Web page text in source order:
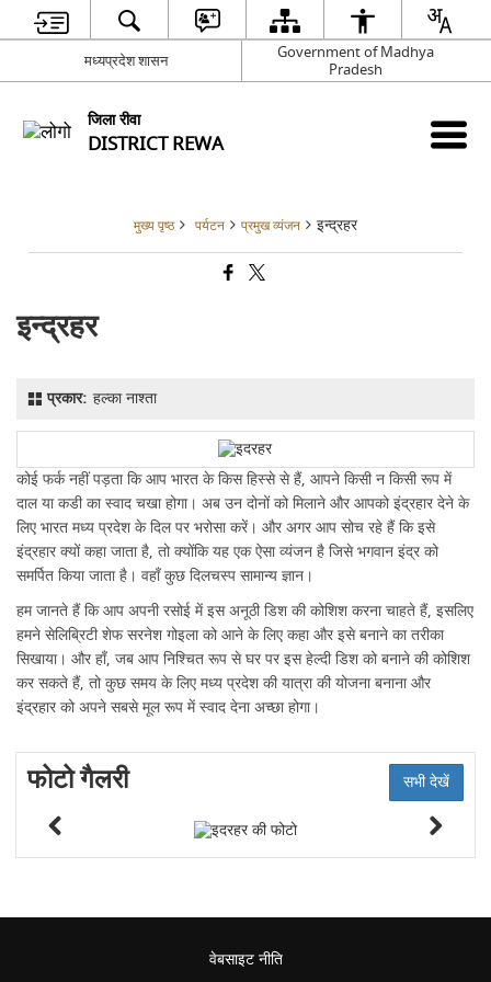
मध्यप्रदेश शासन
Government of Madhya
Pradesh
जिला रीवा
DISTRICT REWA
मुख्य पृष्ठ पर्यटन प्रमुख व्यंजन इन्द्रहर
इन्द्रहर
प्रकार:हल्का नाश्ता
कोई फर्क नहीं पड़ता कि आप भारत के किस हिस्से से हैं, आपने किसी न किसी रूप में
दाल या कडी का स्वाद चखा होगा। अब उन दोनों को मिलाने और आपको इंद्रहार देने के
लिए भारत मध्य प्रदेश के दिल पर भरोसा करें। और अगर आप सोच रहे हैं कि इसे
इंद्रहार क्यों कहा जाता है, तो क्योंकि यह एक ऐसा व्यंजन है जिसे भगवान इंद्र को
समर्पित किया जाता है। वहाँ कुछ दिलचस्प सामान्य ज्ञान।
हम जानते हैं कि आप अपनी रसोई में इस अनूठी डिश की कोशिश करना चाहते हैं, इसलिए
हमने सेलिब्रिटी शेफ सरनेश गोइला को आने के लिए कहा और इसे बनाने का तरीका
सिखाया। और हाँ, जब आप निश्चित रूप से घर पर इस हेल्दी डिश को बनाने की कोशिश
कर सकते हैं, तो कुछ समय के लिए मध्य प्रदेश की यात्रा की योजना बनाना और
इंद्रहार को अपने सबसे मूल रूप में स्वाद देना अच्छा होगा।
फोटो गैलरी सभी देखें
वेबसाइट नीति